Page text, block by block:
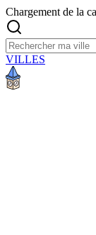
Chargement de la
VILLES